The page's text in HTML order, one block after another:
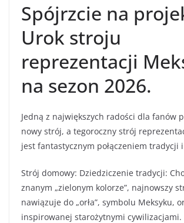
Spójrzcie na
Urok stroju
reprezentacji
na sezon 2026.
Jedną z największych radości dla fanów
nowy strój, a tegoroczny strój
jest fantastycznym połączeniem tradycji
Strój domowy: Dziedziczenie tradycji:
znanym „zielonym kolorze”, najnowszy
nawiązuje do „orła”, symbolu Meksyku,
inspirowanej starożytnymi cywilizacjami.